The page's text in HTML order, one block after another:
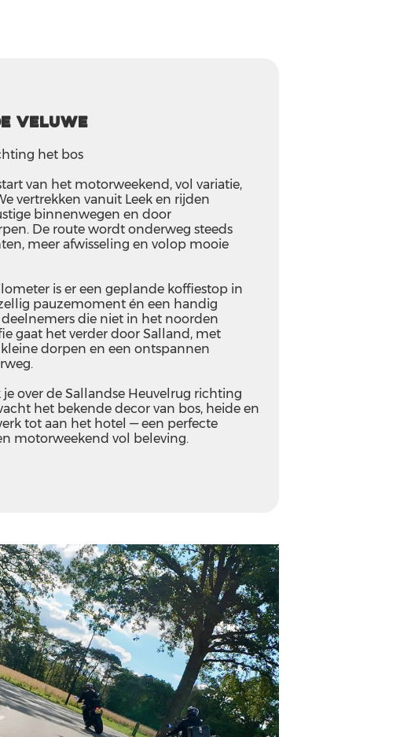
Veluwe
het bos
van het motorweekend, vol variatie,
vertrekken vanuit Leek en rijden
binnenwegen en door
De route wordt onderweg steeds
meer afwisseling en volop mooie
is er een geplande koffiestop in
pauzemoment én een handig
die niet in het noorden
gaat het verder door Salland, met
dorpen en een ontspannen
over de Sallandse Heuvelrug richting
het bekende decor van bos, heide en
tot aan het hotel — een perfecte
motorweekend vol beleving.